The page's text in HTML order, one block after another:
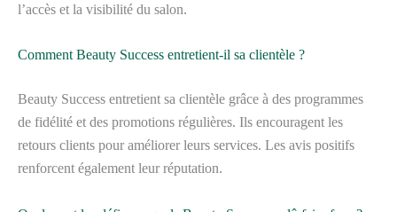
l’accès et la visibilité du salon.
Comment Beauty Success entretient-il sa clientèle ?
Beauty Success entretient sa clientèle grâce à des programmes
de fidélité et des promotions régulières. Ils encouragent les
retours clients pour améliorer leurs services. Les avis positifs
renforcent également leur réputation.